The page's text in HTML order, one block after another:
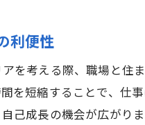
利便性
を考える際、職場と住
を短縮することで、仕
己成長の機会が広がり